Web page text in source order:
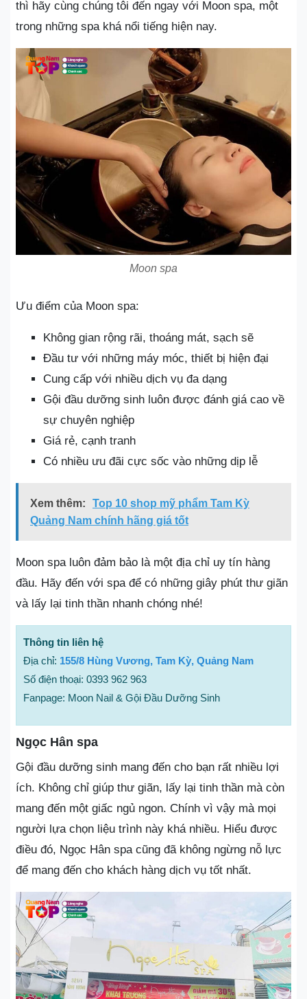
thì hãy cùng chúng tôi đến ngay với Moon spa, một
trong những spa khá nổi tiếng hiện nay.
Moon spa
Ưu điểm của Moon spa:
Không gian rộng rãi, thoáng mát, sạch sẽ
Đầu tư với những máy móc, thiết bị hiện đại
Cung cấp với nhiều dịch vụ đa dạng
Gội đầu dưỡng sinh luôn được đánh giá cao về
sự chuyên nghiệp
Giá rẻ, cạnh tranh
Có nhiều ưu đãi cực sốc vào những dịp lễ
Xem thêm:
Top 10 shop mỹ phẩm Tam Kỳ
Quảng Nam chính hãng giá tốt
Moon spa luôn đảm bảo là một địa chỉ uy tín hàng
đầu. Hãy đến với spa để có những giây phút thư giãn
và lấy lại tinh thần nhanh chóng nhé!
Thông tin liên hệ
Địa chỉ: 155/8 Hùng Vương, Tam Kỳ, Quảng Nam
Số điện thoại: 0393 962 963
Fanpage: Moon Nail & Gội Đầu Dưỡng Sinh
Ngọc Hân spa
Gội đầu dưỡng sinh mang đến cho bạn rất nhiều lợi
ích. Không chỉ giúp thư giãn, lấy lại tinh thần mà còn
mang đến một giấc ngủ ngon. Chính vì vậy mà mọi
người lựa chọn liệu trình này khá nhiều. Hiểu được
điều đó, Ngọc Hân spa cũng đã không ngừng nỗ lực
để mang đến cho khách hàng dịch vụ tốt nhất.